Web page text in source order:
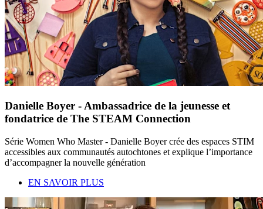
Danielle Boyer - Ambassadrice de la jeunesse et
fondatrice de The STEAM Connection
Série Women Who Master - Danielle Boyer crée des espaces STIM
accessibles aux communautés autochtones et explique l’importance
d’accompagner la nouvelle génération
EN SAVOIR PLUS